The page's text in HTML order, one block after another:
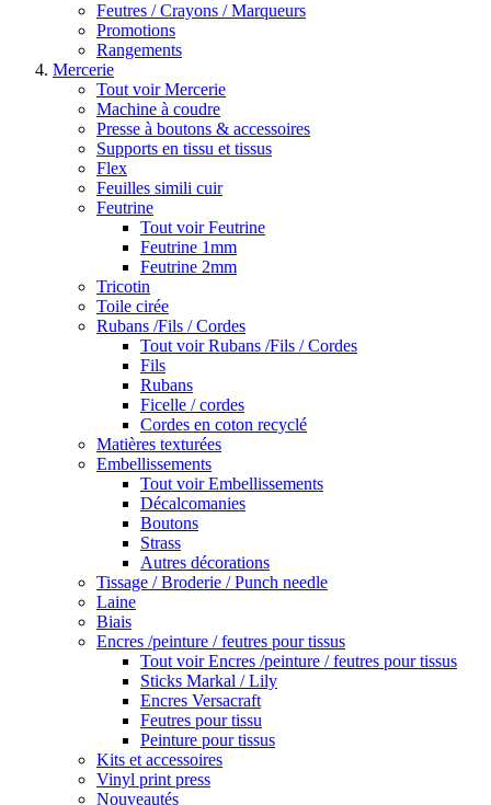
Feutres / Crayons / Marqueurs
Promotions
Rangements
Mercerie
Tout voir Mercerie
Machine à coudre
Presse à boutons & accessoires
Supports en tissu et tissus
Flex
Feuilles simili cuir
Feutrine
Tout voir Feutrine
Feutrine 1mm
Feutrine 2mm
Tricotin
Toile cirée
Rubans /Fils / Cordes
Tout voir Rubans /Fils / Cordes
Fils
Rubans
Ficelle / cordes
Cordes en coton recyclé
Matières texturées
Embellissements
Tout voir Embellissements
Décalcomanies
Boutons
Strass
Autres décorations
Tissage / Broderie / Punch needle
Laine
Biais
Encres /peinture / feutres pour tissus
Tout voir Encres /peinture / feutres pour tissus
Sticks Markal / Lily
Encres Versacraft
Feutres pour tissu
Peinture pour tissus
Kits et accessoires
Vinyl print press
Nouveautés